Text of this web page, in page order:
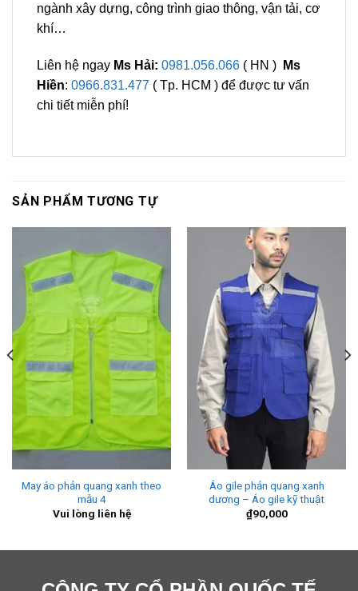
ngành xây dựng, công trình giao thông, vận tải, cơ
khí…
Liên hệ ngay Ms Hải: 0981.056.066 ( HN )
Ms
Hiền: 0966.831.477 ( Tp. HCM ) để được tư vấn
chi tiết miễn phí!
SẢN PHẨM TƯƠNG TỰ
May áo phản quang xanh theo
mẫu 4
Vui lòng liên hệ
Áo gile phản quang xanh
dương – Áo gile kỹ thuật
₫90,000